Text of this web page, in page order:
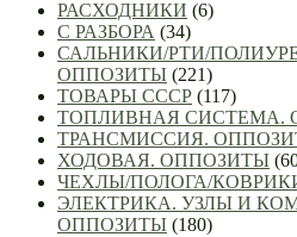
РАСХОДНИКИ (6)
С РАЗБОРА (34)
САЛЬНИКИ/РТИ/
ОППОЗИТЫ (221)
ТОВАРЫ СССР (117)
ТОПЛИВНАЯ СИСТЕМА.
ТРАНСМИССИЯ.
ХОДОВАЯ. ОППОЗИТЫ
ЧЕХЛЫ/ПОЛОГА/
ЭЛЕКТРИКА. УЗЛЫ И
ОППОЗИТЫ (180)